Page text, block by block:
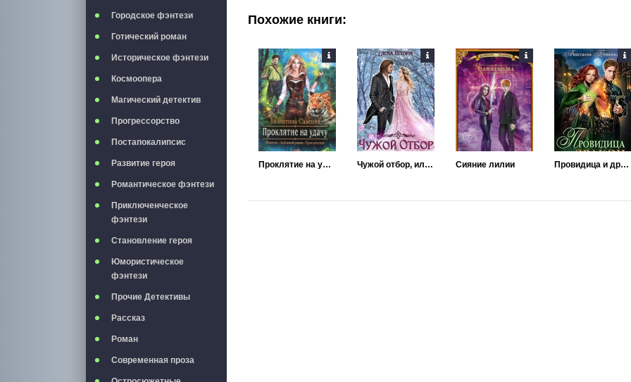
Городское фэнтези
Готический роман
Историческое фэнтези
Космоопера
Магический детектив
Прогрессорство
Постапокалипсис
Развитие героя
Романтическое фэнтези
Приключенческое
фэнтези
Становление героя
Юмористическое
фэнтези
Прочие Детективы
Рассказ
Роман
Современная проза
Похожие книги:
Проклятие на удачу Чужой отбор, или Охота на Мечту Сияние лилии Провидица и дракон